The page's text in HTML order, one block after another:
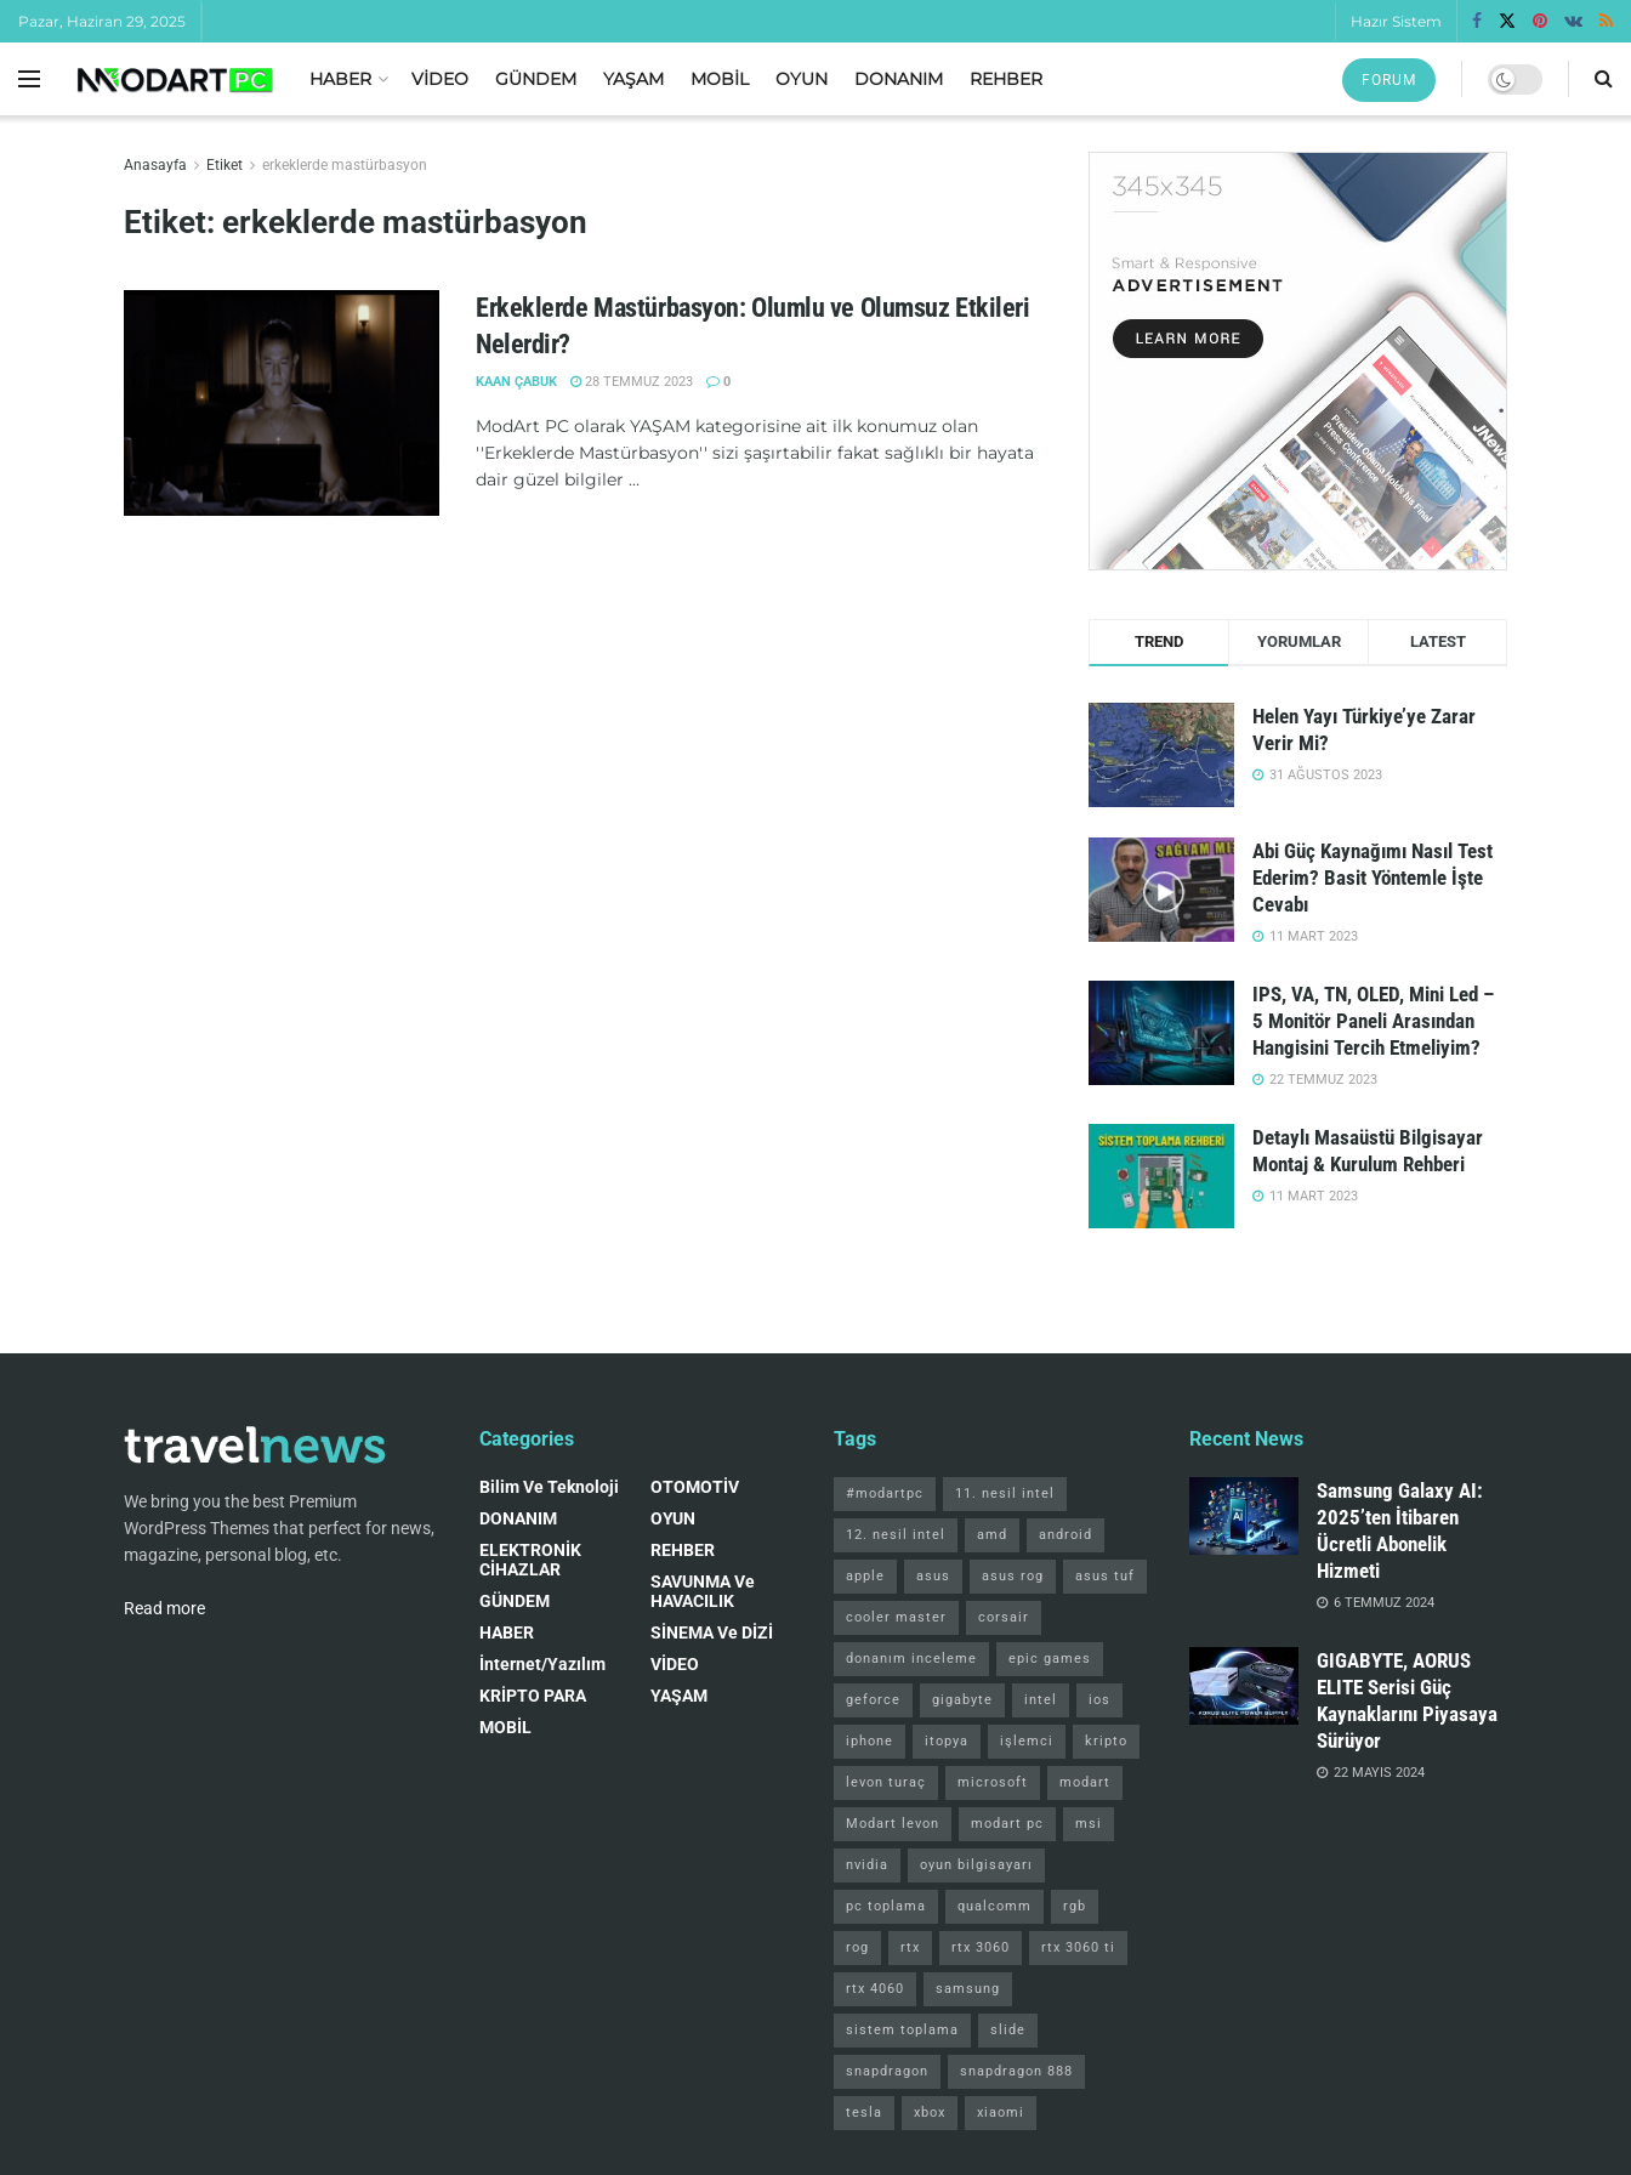
Pazar, Haziran 29, 2025 Hazır Sistem
HABER VİDEO GÜNDEM YAŞAM MOBİL OYUN DONANIM REHBER FORUM
Anasayfa Etiket erkeklerde mastürbasyon
Etiket: erkeklerde mastürbasyon
Erkeklerde Mastürbasyon: Olumlu ve Olumsuz Etkileri
Nelerdir?
KAAN ÇABUK 28 TEMMUZ 2023 0
ModArt PC olarak YAŞAM kategorisine ait ilk konumuz olan
''Erkeklerde Mastürbasyon'' sizi şaşırtabilir fakat sağlıklı bir hayata
dair güzel bilgiler ...
TREND YORUMLAR LATEST
Helen Yayı Türkiye’ye Zarar
Verir Mi?
31 AĞUSTOS 2023
Abi Güç Kaynağımı Nasıl Test
Ederim? Basit Yöntemle İşte
Cevabı
11 MART 2023
IPS, VA, TN, OLED, Mini Led –
5 Monitör Paneli Arasından
Hangisini Tercih Etmeliyim?
22 TEMMUZ 2023
Detaylı Masaüstü Bilgisayar
Montaj & Kurulum Rehberi
11 MART 2023
We bring you the best Premium
WordPress Themes that perfect for news,
magazine, personal blog, etc.
Read more
Categories
Bilim Ve Teknoloji
DONANIM
ELEKTRONİK
CİHAZLAR
GÜNDEM
HABER
İnternet/Yazılım
KRİPTO PARA
MOBİL
OTOMOTİV
OYUN
REHBER
SAVUNMA Ve
HAVACILIK
SİNEMA Ve DİZİ
VİDEO
YAŞAM
Tags
#modartpc 11. nesil intel
12. nesil intel amd android
apple asus asus rog asus tuf
cooler master corsair
donanım inceleme epic games
geforce gigabyte intel ios
iphone itopya işlemci kripto
levon turaç microsoft modart
Modart levon modart pc msi
nvidia oyun bilgisayarı
pc toplama qualcomm rgb
rog rtx rtx 3060 rtx 3060 ti
rtx 4060 samsung
sistem toplama slide
snapdragon snapdragon 888
tesla xbox xiaomi
Recent News
Samsung Galaxy AI:
2025’ten İtibaren
Ücretli Abonelik
Hizmeti
6 TEMMUZ 2024
GIGABYTE, AORUS
ELITE Serisi Güç
Kaynaklarını Piyasaya
Sürüyor
22 MAYIS 2024